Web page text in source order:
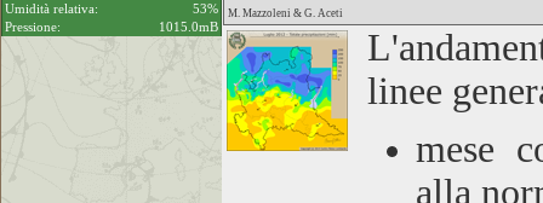
Umidità relativa:
53%
Pressione:
1015.0mB
M. Mazzoleni & G. Aceti
linee
mese
alla